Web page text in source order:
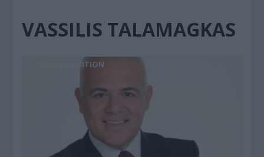
VASSILIS TALAMAGKAS
ENGLISH EDITION